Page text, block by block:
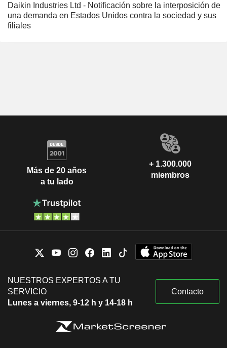
Daikin Industries Ltd - Notificación sobre la interposición de
una demanda en Estados Unidos contra la sociedad y sus
filiales
Más de 20 años
a tu lado
+ 1.300.000
miembros
NUESTROS EXPERTOS A TU
SERVICIO
Lunes a viernes, 9-12 h y 14-18 h
Contacto